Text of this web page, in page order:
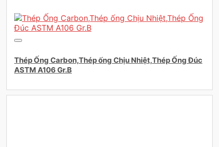
Thép Ống Carbon,Thép ống Chịu Nhiệt,Thép Ống Đúc
ASTM A106 Gr.B